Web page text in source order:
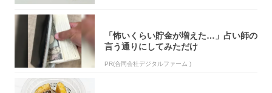
「怖いくらい貯金が増えた…」占い師の
言う通りにしてみただけ
PR(合同会社デジタルファーム )